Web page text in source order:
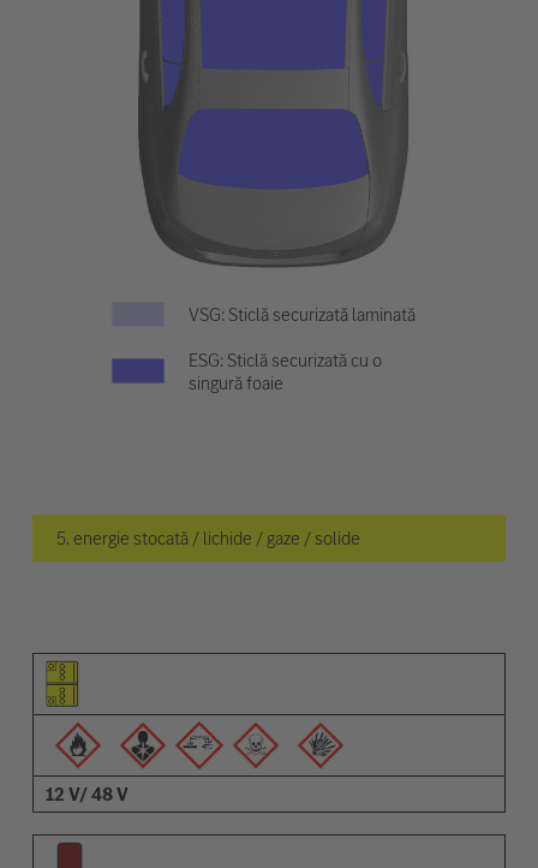
VSG: Sticlă securizată laminată
ESG: Sticlă securizată cu o
singură foaie
5. energie stocată / lichide / gaze / solide
Pictogramă elemente
Pictogramă avertizări
Descriere
12 V/ 48 V